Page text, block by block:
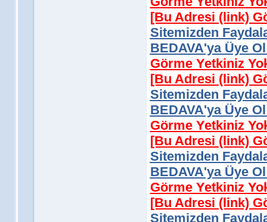
[Bu Adresi (link)
Sitemizden
BEDAVA'ya Üye
Görme Yetkiniz
[Bu Adresi (link)
Sitemizden
BEDAVA'ya Üye
Görme Yetkiniz
[Bu Adresi (link)
Sitemizden
BEDAVA'ya Üye
Görme Yetkiniz
[Bu Adresi (link)
Sitemizden